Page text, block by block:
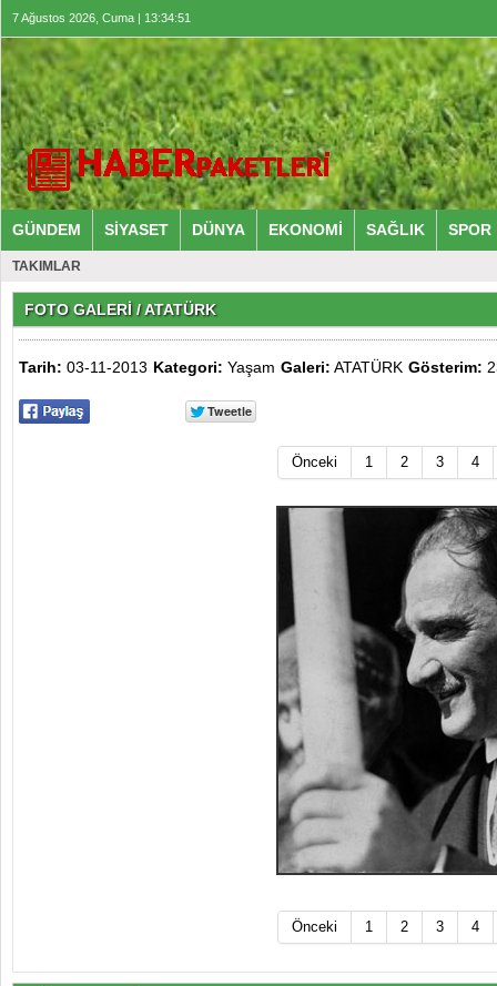
7 Ağustos 2026, Cuma | 13:34:52
GÜNDEM SİYASET DÜNYA EKONOMİ SAĞLIK SPOR
TAKIMLAR
FOTO GALERİ / ATATÜRK
Tarih: 03-11-2013 Kategori: Yaşam Galeri: ATATÜRK Gösterim:
Önceki 1 2 3 4
Önceki 1 2 3 4